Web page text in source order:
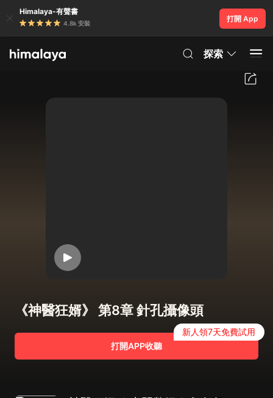
Himalaya-有聲書
4.8k 安裝
打開 App
探索
《神醫狂婿》 第8章 針孔攝像頭
打開APP收聽
新人領7天免費試用